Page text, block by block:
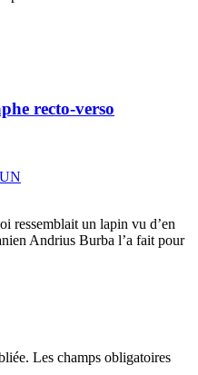
recto-verso
ressemblait un lapin vu d’en
Andrius Burba l’a fait pour
Les champs obligatoires